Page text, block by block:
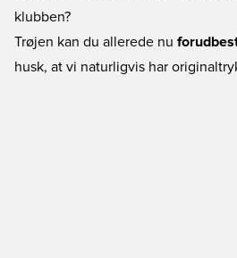
klubben?
Trøjen kan du allerede nu
husk, at vi naturligvis har